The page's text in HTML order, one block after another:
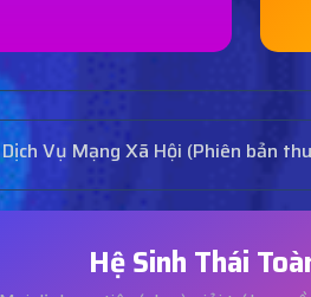
Vụ Mạng Xã Hội (Phiên bản
Hệ Sinh Thái